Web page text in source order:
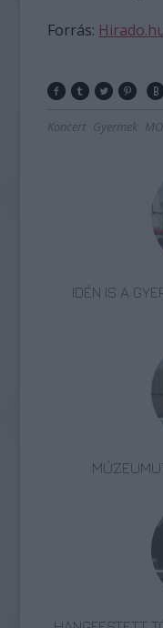
Forrás:
Koncert Gyermek
IDÉN IS A